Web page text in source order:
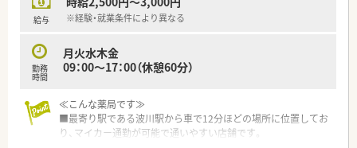
ネージャー・看護師・事務職全ての職員を集めての勉強会を開か
専門家による接遇研修等も行われています。
■保険薬局での勤務未経験の方に対しても、電子薬歴の使用方法
や調剤報酬の算定方法等の教育カリキュラムをご準備されてい
■希望制となりますが、職員研修の一環として医療機関のご協力
のもと、4～6カ月の病院研修も行われています。
給与 ※経験・就業条件により異なる
勤務
時間
月火水木金
09：00～17：00（休憩60分）
≪こんな薬局です≫
■最寄り駅である波川駅から車で12分ほどの場所に位置してお
り、マイカー通勤が可能で通いやすい店舗です。